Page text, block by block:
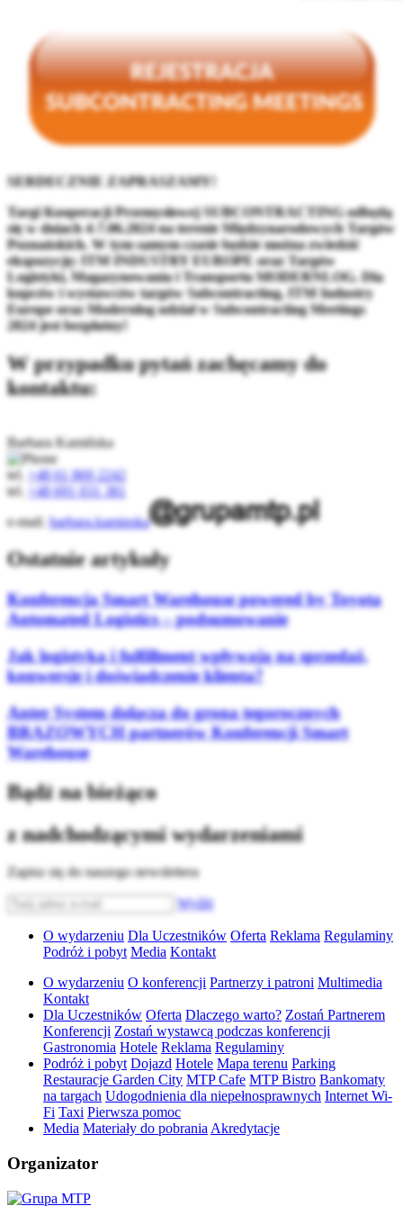
SERDECZNIE ZAPRASZAMY!
Targi Kooperacji Przemysłowej SUBCONTRACTINGodbędą
się w dniach 4-7.06.2024 na terenie Międzynarodowych Targów
Poznańskich. W tym samym czasie będzie można zwiedzić
ekspozycję: ITM INDUSTRY EUROPE oraz Targów
Logistyki, Magazynowania i Transportu MODERNLOG. Dla
kupców i wystawców targów Subcontracting, ITM Industry
Europe oraz Modernlog udział w Subcontracting Meetings
2024 jest bezpłatny!
W przypadku pytań zachęcamy do
kontaktu:
Barbara Kamińska
tel.
+48 61 869 2242
tel.
+48 691 031 381
e-mail. barbara.kaminska
Ostatnie artykuły
Konferencja Smart Warehouse powered by Toyota
Automated Logistics – podsumowanie
Jak logistyka i fulfillment wpływają na sprzedaż,
konwersję i doświadczenie klienta?
Anter System dołącza do grona tegorocznych
BRĄZOWYCH partnerów Konferencji Smart
Warehouse
Bądź na bieżąco
z nadchodzącymi wydarzeniami
Zapisz się do naszego newslettera
Wyślij
O wydarzeniu Dla Uczestników Oferta Reklama Regulaminy
Podróż i pobyt Media Kontakt
O wydarzeniu O konferencji Partnerzy i patroni Multimedia
Kontakt
Dla Uczestników Oferta Dlaczego warto? Zostań Partnerem
Konferencji Zostań wystawcą podczas konferencji
Gastronomia Hotele Reklama Regulaminy
Podróż i pobyt Dojazd Hotele Mapa terenu Parking
Restauracje Garden City MTP Cafe MTP Bistro Bankomaty
na targach Udogodnienia dla niepełnosprawnych Internet Wi-
Fi Taxi Pierwsza pomoc
Media Materiały do pobraniaAkredytacje
Organizator